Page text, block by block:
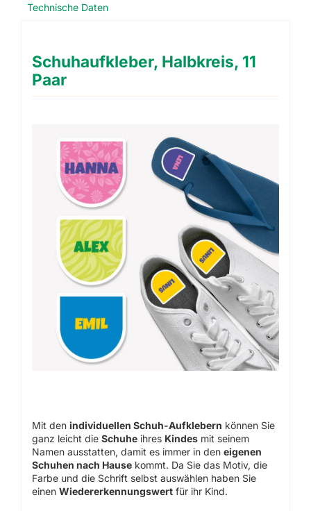
Technische Daten
Schuhaufkleber, Halbkreis, 11
Paar
Mit denindividuellen Schuh-Aufklebern können Sie
ganz leicht dieSchuhe ihres Kindes mit seinem
Namen ausstatten, damit es immer in deneigenen
Schuhen nach Hause kommt. Da Sie das Motiv, die
Farbe und die Schrift selbst auswählen haben Sie
einenWiedererkennungswert für ihr Kind.